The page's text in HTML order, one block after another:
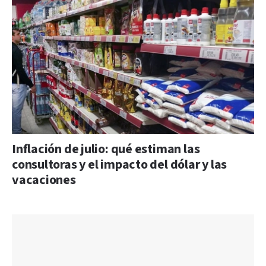
Inflación de julio: qué estiman las
consultoras y el impacto del dólar y las
vacaciones